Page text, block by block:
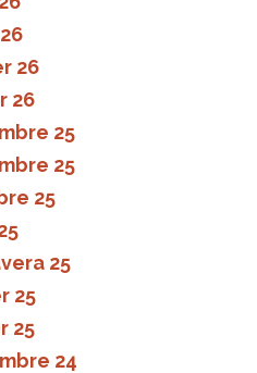
26
26
25
25
25
25
25
25
24